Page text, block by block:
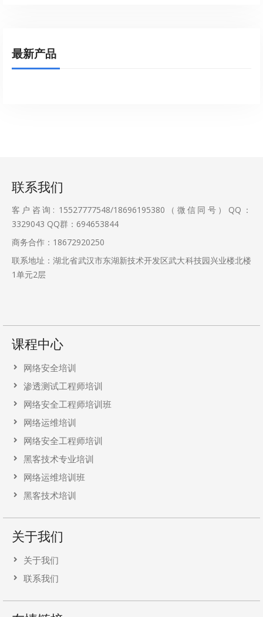
最新产品
联系我们
客户咨询: 15527777548/18696195380（微信同号）QQ：
3329043 QQ群：694653844
商务合作：18672920250
联系地址：湖北省武汉市东湖新技术开发区武大科技园兴业楼北楼
1单元2层
课程中心
网络安全培训
渗透测试工程师培训
网络安全工程师培训班
网络运维培训
网络安全工程师培训
黑客技术专业培训
网络运维培训班
黑客技术培训
关于我们
关于我们
联系我们